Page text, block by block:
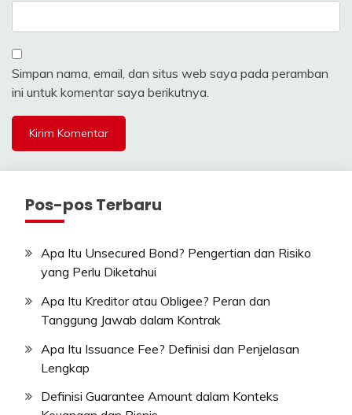
Simpan nama, email, dan situs web saya pada peramban
ini untuk komentar saya berikutnya.
Pos-pos Terbaru
Apa Itu Unsecured Bond? Pengertian dan Risiko
yang Perlu Diketahui
Apa Itu Kreditor atau Obligee? Peran dan
Tanggung Jawab dalam Kontrak
Apa Itu Issuance Fee? Definisi dan Penjelasan
Lengkap
Definisi Guarantee Amount dalam Konteks